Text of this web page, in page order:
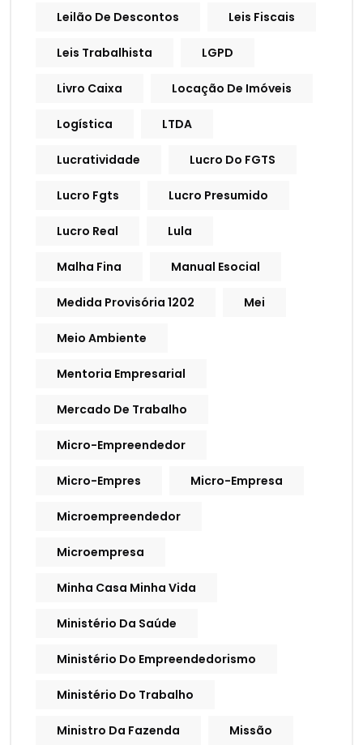
Leilão De Descontos Leis Fiscais
Leis Trabalhista LGPD
Livro Caixa Locação De Imóveis
Logística LTDA
Lucratividade Lucro Do FGTS
Lucro Fgts Lucro Presumido
Lucro Real Lula
Malha Fina Manual Esocial
Medida Provisória 1202 Mei
Meio Ambiente
Mentoria Empresarial
Mercado De Trabalho
Micro-Empreendedor
Micro-Empres Micro-Empresa
Microempreendedor
Microempresa
Minha Casa Minha Vida
Ministério Da Saúde
Ministério Do Empreendedorismo
Ministério Do Trabalho
Ministro Da Fazenda Missão